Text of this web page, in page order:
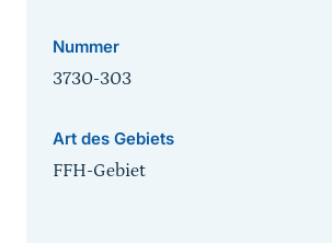
Nummer
3730-303
Art des Gebiets
FFH-Gebiet